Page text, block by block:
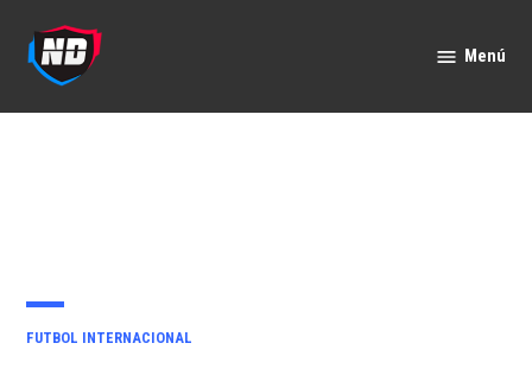
contenido
Menú
PUBLICADO
FUTBOL INTERNACIONAL